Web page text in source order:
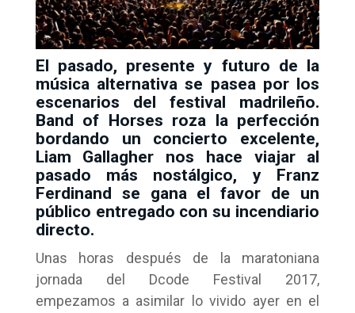
El pasado, presente y futuro de la
música alternativa se pasea por los
escenarios del festival madrileño.
Band of Horses roza la perfección
bordando un concierto excelente,
Liam Gallagher nos hace viajar al
pasado más nostálgico, y Franz
Ferdinand se gana el favor de un
público entregado con su incendiario
directo.
Unas horas después de la maratoniana
jornada del Dcode Festival 2017,
empezamos a asimilar lo vivido ayer en el